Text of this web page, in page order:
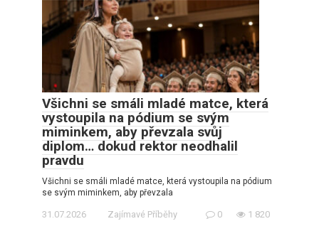
Všichni se smáli mladé matce, která
vystoupila na pódium se svým
miminkem, aby převzala svůj
diplom… dokud rektor neodhalil
pravdu
Všichni se smáli mladé matce, která vystoupila na pódium
se svým miminkem, aby převzala
31.07.2026 Zajímavé Příběhy 0 1 820